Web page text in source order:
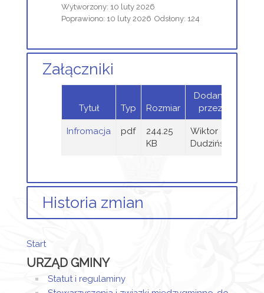
Wytworzony: 10 luty 2026
Poprawiono: 10 luty 2026 Odsłony: 124
Załączniki
Tytuł Typ Rozmiar
Dodany
przez
Infromacja pdf
244.25
KB
Wiktor
Dudziński
Historia zmian
został
utworzony.
2026
Start
URZĄD GMINY
Statut i regulaminy